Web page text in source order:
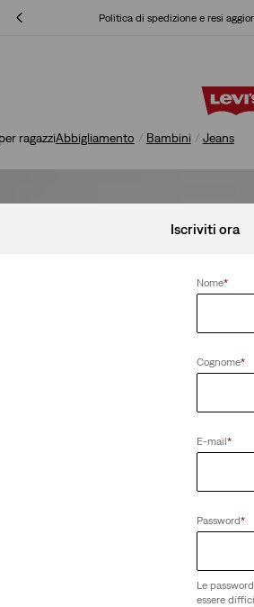
Politica di spedizione e resi aggiornata
Politica di spedizione e resi
ragazziAbbigliamento Bambini Jeans
Iscriviti ora
Nome*
Cognome*
E-mail*
Password*
Le
essere